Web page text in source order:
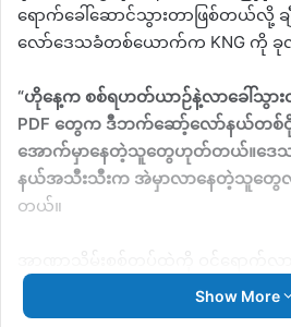
ရောက်ခေါ်ဆောင်သွားတာဖြစ်တယ်လို့ ခ
လော်ဒေသခံတစ်ယောက်က KNG ကို ခု
“ဟိုနေ့က စစ်ရဟတ်ယာဉ်နဲ့လာခေါ်သွ
PDF တွေက ဒီဘက်ဆော့်လော်နယ်တစ်
အောက်မှာနေတဲ့သူတွေဟုတ်တယ်။ဒေ
နယ်အသီးသီးက အဲမှာလာနေတဲ့သူတွေ
တယ်။
တွေဟာ ယဂျော်ဒိုင်လွမ်း၊ခေါင်ရယ်၊ဆန်း
ခေါင်၊ ဝင်းဦး ၊လော်ဒယ်ဟောင်းဇောင်
Show More